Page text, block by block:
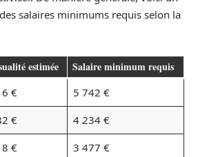
salaires minimums requis selon la
estimée Salaire minimum requis
€
5 742 €
€
4 234 €
€
3 477 €